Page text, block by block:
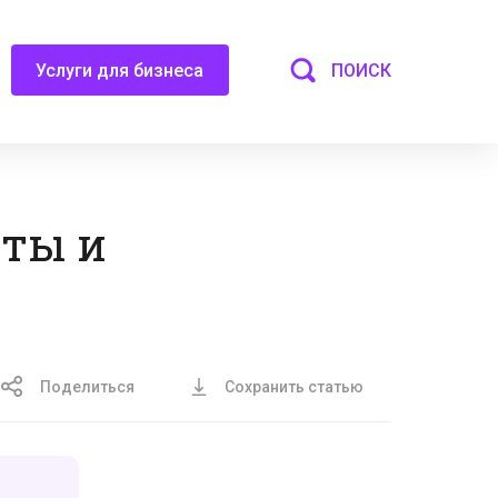
Услуги для бизнеса ПОИСК
и
Поделиться Сохранить статью